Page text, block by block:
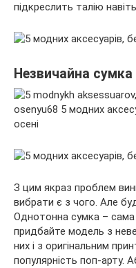
підкреслить талію
Незвичайна сумка
З цим якраз проблем
вибрати є з чого. Але
Однотонна сумка –
придбайте модель з
них і з оригінальним
популярність поп-арту.